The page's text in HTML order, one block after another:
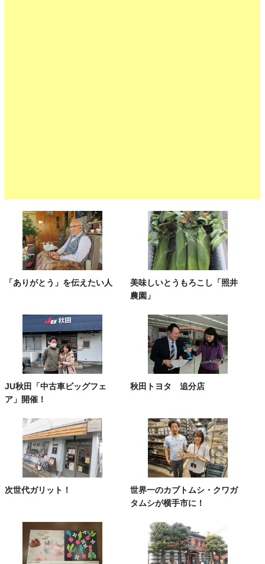
「ありがとう」を伝えたい人
美味しいとうもろこし「照井
農園」
JU秋田「中古車ビッグフェ
ア」開催！
秋田トヨタ 追分店
次世代ガリット！
世界一のカブトムシ・クワガ
タムシが横手市に！